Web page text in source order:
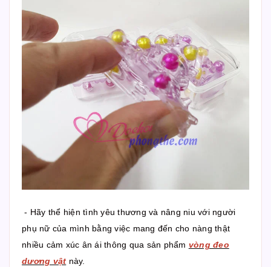
- Hãy thể hiện tình yêu thương và nâng niu với người
phụ nữ của mình bằng việc mang đến cho nàng thật
nhiều cảm xúc ân ái thông qua sản phẩm vòng đeo
dương vật này.